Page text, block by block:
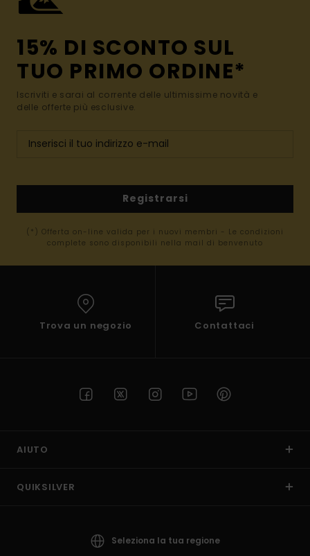
15% DI SCONTO SUL
TUO PRIMO ORDINE*
Iscriviti e sarai al corrente delle ultimissime novità e
delle offerte più esclusive.
Registrarsi
(*) Offerta on-line valida per i nuovi membri - Le condizioni
complete sono disponibili nella mail di benvenuto
Trova un negozio Contattaci
AIUTO
QUIKSILVER
Seleziona la tua regione